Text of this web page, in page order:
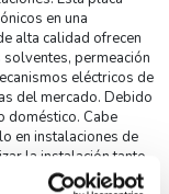
en una
alta calidad ofrecen
permeación
eléctricos de
del mercado. Debido
doméstico. Cabe
en instalaciones de
la instalación tanto